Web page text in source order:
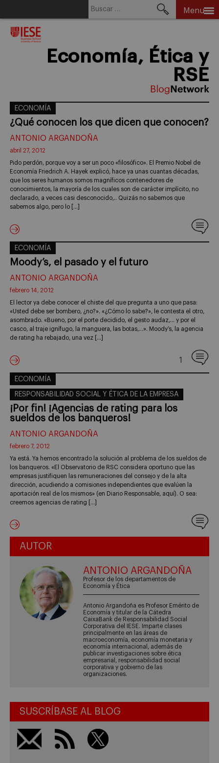
Menu
Economía, Ética y
RSE
ECONOMÍA
¿Qué conocen los que dicen que conocen?
ANTONIO ARGANDOÑA
abril 27, 2012
Pido perdón, porque voy a ser un poco «filosófico». El Premio Nobel de
Economía Friedrich A. Hayek explicó, hace ya unas cuantas décadas,
que los seres humanos somos magníficos contenedores de
conocimientos, la mayoría de los cuales son de carácter implícito, no
declarado, a veces casi desconocido,.. Quizás no sabemos que
sabemos algo, pero lo […]
ECONOMÍA
Moody’s, el pasado y el futuro
ANTONIO ARGANDOÑA
febrero 14, 2012
El lector ya debe conocer el chiste del que pregunta a uno que pasa:
«Usted debe ser bombero, ¿no?». «¿Cómo lo sabe?», le contesta el otro,
asombrado. «Bueno, por el porte decidido, el gesto audaz,… y por el
casco, al traje ignífugo, la manguera, las botas,…». Moody’s, la agencia
de rating ha rebajado, una vez […]
1
ECONOMÍA
RESPONSABILIDAD SOCIAL Y ÉTICA DE LA EMPRESA
¡Por fin! ¡Agencias de rating para los
sueldos de los banqueros!
ANTONIO ARGANDOÑA
febrero 7, 2012
Ya está. Ya hemos encontrado la solución al problema de los sueldos de
los banqueros. «El Observatorio de RSC considera oportuno que las
empresas justifiquen las remuneraciones del consejo y de la alta
dirección, acudiendo a comisiones independientes que evalúen la
aportación real de los mismos» (en Diario Responsable, aquí). O sea:
creemos agencias de rating […]
AUTOR
ANTONIO ARGANDOÑA
Profesor de los departamentos de
Economía y Ética
Antonio Argandoña es Profesor Emérito de
Economía y titular de la Cátedra
CaixaBank de Responsabilidad Social
Corporativa del IESE. Imparte clases
principalmente en las áreas de
macroeconomía, economía monetaria y
economía internacional, además de
publicar investigaciones sobre ética
empresarial, responsabilidad social
corporativa y gobierno de las
organizaciones.
SUSCRÍBASE AL BLOG